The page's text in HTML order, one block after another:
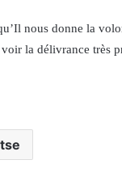
nous donne la
la délivrance très